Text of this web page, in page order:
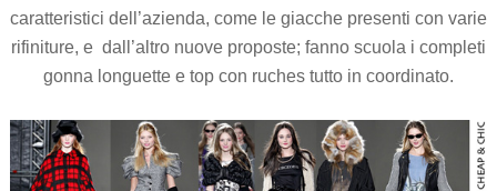
caratteristici dell’azienda, come le giacche presenti con varie
rifiniture, e dall’altro nuove proposte; fanno scuola i completi
gonna longuette e top con ruches tutto in coordinato.